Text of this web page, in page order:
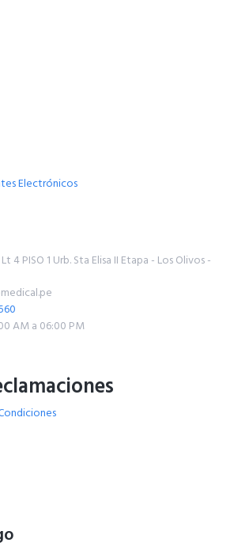
Electrónicos
4 PISO 1 Urb. Sta Elisa II Etapa - Los Olivos -
AM a 06:00 PM